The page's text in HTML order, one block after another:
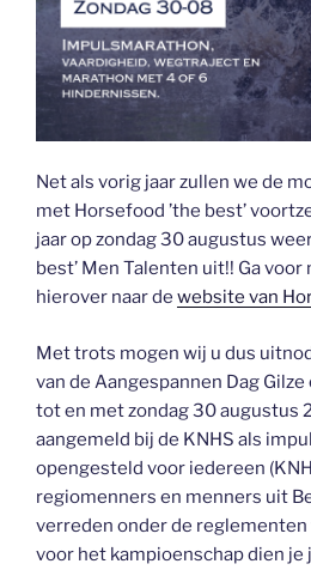
Net als vorig jaar zullen we de
met Horsefood ’the best’
jaar op zondag 30 augustus
best’ Men Talenten uit!! Ga
hierover naar de website van
Met trots mogen wij u dus
van de Aangespannen Dag
tot en met zondag 30 augustus
aangemeld bij de KNHS als
opengesteld voor iedereen
regiomenners en menners uit
verreden onder de reglementen
voor het kampioenschap dien je